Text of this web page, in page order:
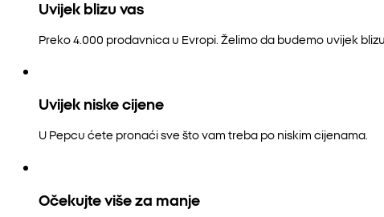
Uvijek blizu vas
Preko 4.000 prodavnica u Evropi. Želimo da budemo uvijek
Uvijek niske cijene
U Pepcu ćete pronaći sve što vam treba po niskim cijenama.
Očekujte više za manje